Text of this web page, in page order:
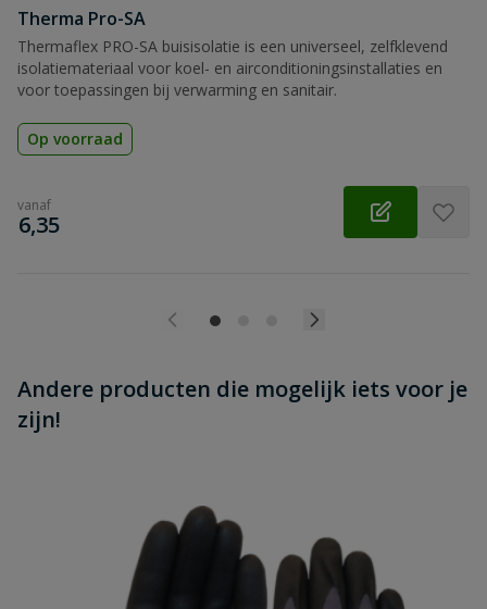
Beoordeling versturen
Therma Pro-SA
Thermaflex PRO-SA buisisolatie is een universeel, zelfklevend
isolatiemateriaal voor koel- en airconditioningsinstallaties en
voor toepassingen bij verwarming en sanitair.
Op voorraad
vanaf
€
6,35
Andere producten die mogelijk iets voor je
zijn!